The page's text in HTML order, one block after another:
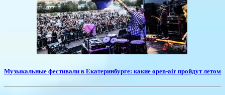
Музыкальные фестивали в Екатеринбурге: какие open-air пройдут летом